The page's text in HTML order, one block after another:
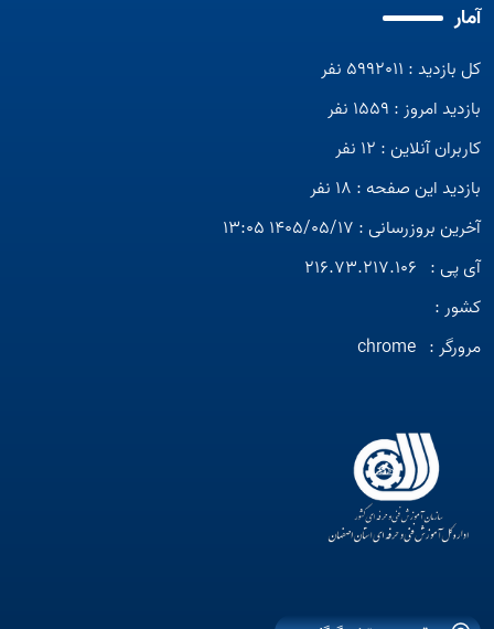
آمار
کل بازدید : 5992011 نفر
بازدید امروز : 1559 نفر
کاربران آنلاین : 12 نفر
بازدید این صفحه : 18 نفر
آخرین بروزرسانی : 1405/05/17 13:05
آی پی : 216.73.217.106
کشور :
مرورگر : chrome